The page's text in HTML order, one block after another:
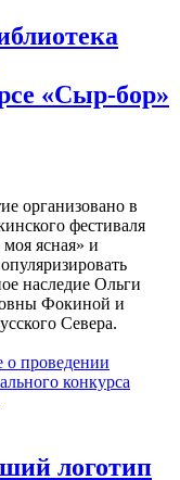
«Сыр-бор»
организовано в
фестиваля
моя ясная» и
наследие Ольги
Фокиной и
Севера.
проведении
конкурса
логотип